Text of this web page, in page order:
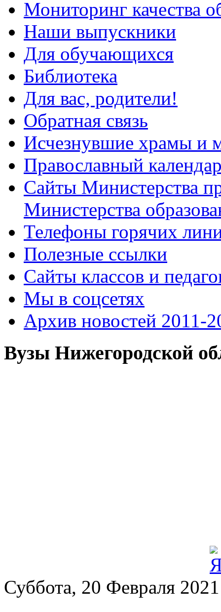
Мониторинг качества
Наши выпускники
Для обучающихся
Библиотека
Для вас, родители!
Обратная связь
Исчезнувшие храмы и
Православный
Сайты Министерства
Министерства
Телефоны горячих
Полезные ссылки
Сайты классов и
Мы в соцсетях
Архив новостей 2011-
Вузы Нижегородской
Суббота, 20 Февраля 2021